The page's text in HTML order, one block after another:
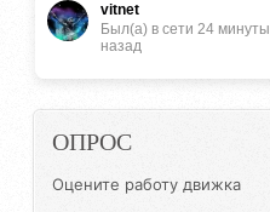
vitnet
Был(a) в сети 24 минуты
назад
ОПРОС
Оцените работу движка